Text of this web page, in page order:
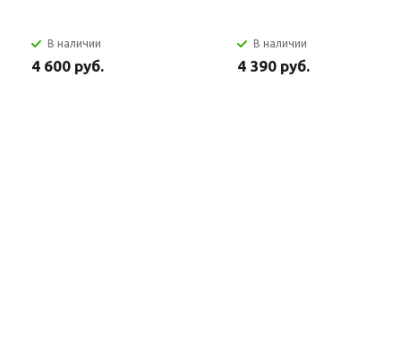
В наличии
4 600 руб.
В наличии
4 390 руб.